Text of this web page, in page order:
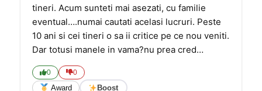
tineri. Acum sunteti mai asezati, cu familie
eventual….numai cautati acelasi lucruri. Peste
10 ani si cei tineri o sa ii critice pe ce nou veniti.
Dar totusi manele in vama?nu prea cred…
0 0
Award Boost